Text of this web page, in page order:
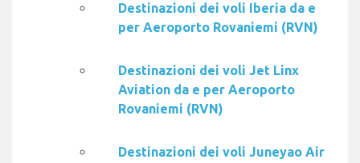
Destinazioni dei voli Iberia da e
per Aeroporto Rovaniemi (RVN)
Destinazioni dei voli Jet Linx
Aviation da e per Aeroporto
Rovaniemi (RVN)
Destinazioni dei voli Juneyao Air